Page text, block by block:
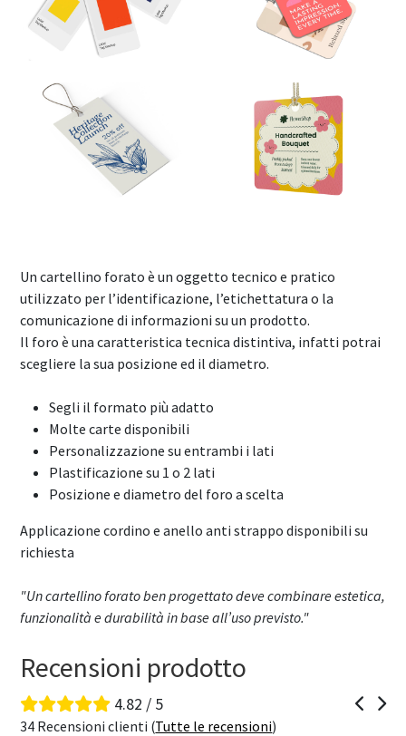
Un cartellino forato è un oggetto tecnico e pratico
utilizzato per l’identificazione, l’etichettatura o la
comunicazione di informazioni su un prodotto.
Il foro è una caratteristica tecnica distintiva, infatti potrai
scegliere la sua posizione ed il diametro.
Segli il formato più adatto
Molte carte disponibili
Personalizzazione su entrambi i lati
Plastificazione su 1 o 2 lati
Posizione e diametro del foro a scelta
Applicazione cordino e anello anti strappo disponibili su
richiesta
"Un cartellino forato ben progettato deve combinare estetica,
funzionalità e durabilità in base all’uso previsto."
Recensioni prodotto
4.82 / 5
34 Recensioni clienti (Tutte le recensioni)